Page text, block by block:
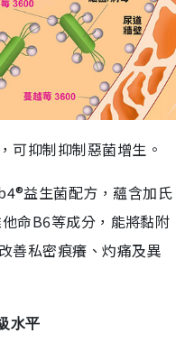
可抑制抑制惡菌增生。
益生菌配方，蘊含加氏
命B6等成分，能將黏附
善私密痕癢、灼痛及異
水平